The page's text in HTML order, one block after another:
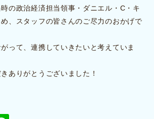
の政治経済担当領事・ダニエル・C・キ
、スタッフの皆さんのご尽力のおかげで
って、連携していきたいと考えていま
ありがとうございました！